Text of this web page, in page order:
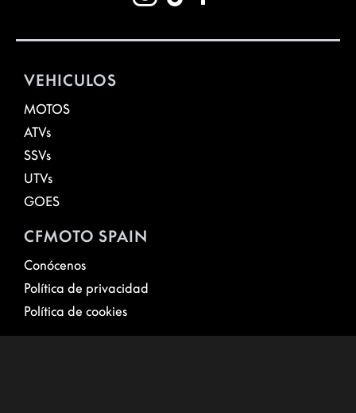
VEHICULOS
MOTOS
ATVs
SSVs
UTVs
GOES
CFMOTO SPAIN
Conócenos
Política de privacidad
Política de cookies